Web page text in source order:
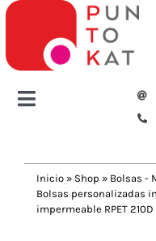
Saltar
contenido
Toggle
Tazas y botellas
Inicio » Shop » Bolsas -
Bolsas personalizadas
impermeable RPET